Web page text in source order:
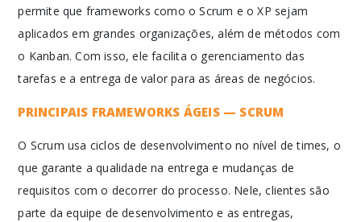
permite que frameworks como o Scrum e o XP sejam
aplicados em grandes organizações, além de métodos com
o Kanban. Com isso, ele facilita o gerenciamento das
tarefas e a entrega de valor para as áreas de negócios.
PRINCIPAIS FRAMEWORKS ÁGEIS — SCRUM
O Scrum usa ciclos de desenvolvimento no nível de times, o
que garante a qualidade na entrega e mudanças de
requisitos com o decorrer do processo. Nele, clientes são
parte da equipe de desenvolvimento e as entregas,